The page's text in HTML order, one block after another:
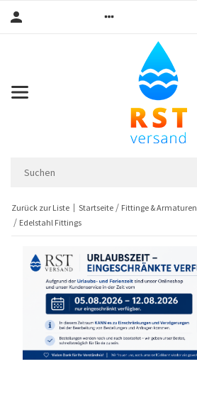
Zurück zur Liste Startseite Fittinge & Armaturen
Edelstahl Fittings